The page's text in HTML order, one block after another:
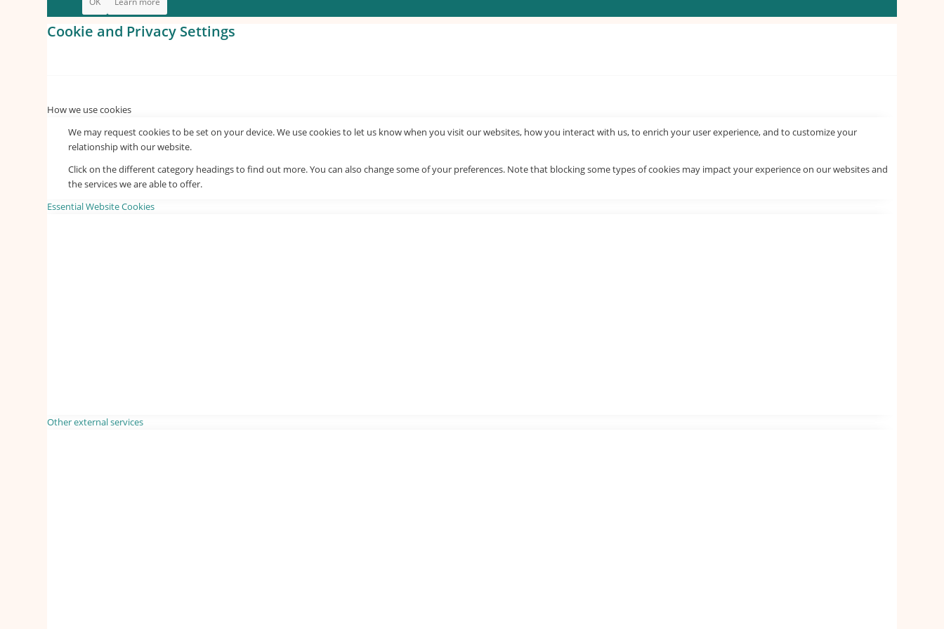
Cookie and Privacy Settings
How we use cookies
We may request cookies to be set on your device. We use cookies to let us know when you visit our websites, how you interact with us, to enrich your user experience, and to customize your
relationship with our website.
Click on the different category headings to find out more. You can also change some of your preferences. Note that blocking some types of cookies may impact your experience on our websites and
the services we are able to offer.
Essential Website Cookies
Other external services